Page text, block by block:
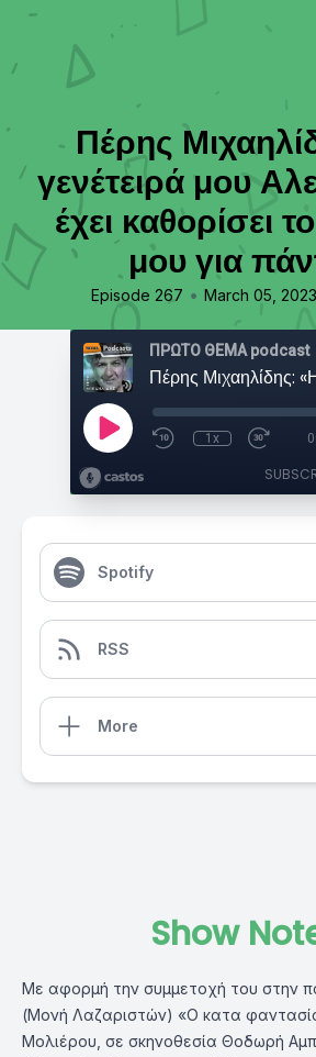
Πέρης
γενέτειρά μου
έχει καθορίσει
μου για
Episode 267 • March 05, 2023
ΠΡΩΤΟ ΘΕΜΑ podcast
1x
Spotify
RSS
More
Show
Με αφορμή την συμμετοχή του στην
(Μονή Λαζαριστών) «Ο κατα
Μολιέρου, σε σκηνοθεσία Θοδωρή